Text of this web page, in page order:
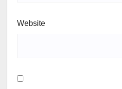
Website